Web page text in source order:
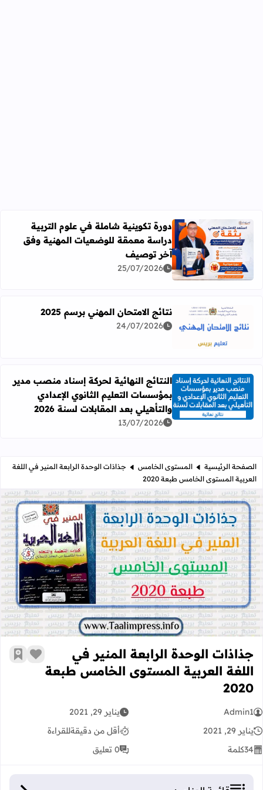
اقرأ المزيد عن دورة تكوينية شاملة في علوم التربية
دورة تكوينية شاملة في علوم التربية
دراسة معمقة للوضعيات المهنية وفق
آخر توصيف
25/07/2026
اقرأ المزيد عن نتائج الامتحان المهني برسم 2025
نتائج الامتحان المهني برسم 2025
24/07/2026
اقرأ المزيد عن النتائج النهائية لحركة إسناد منصب مدير
النتائج النهائية لحركة إسناد منصب مدير
بمؤسسات التعليم الثانوي الإعدادي
والتأهيلي بعد المقابلات لسنة 2026
13/07/2026
الصفحة الرئيسية المستوى الخامس
جذاذات الوحدة الرابعة المنير في اللغة
العربية المستوى الخامس طبعة 2020
جذاذات الوحدة الرابعة المنير في
جذاذات الوحدة الرابعة المنير في
اللغة العربية المستوى الخامس طبعة
2020
زر أضف
Admin1
يناير 29, 2021
يناير 29, 2021
أقل من دقيقةللقراءة
34كلمة 0 تعليق